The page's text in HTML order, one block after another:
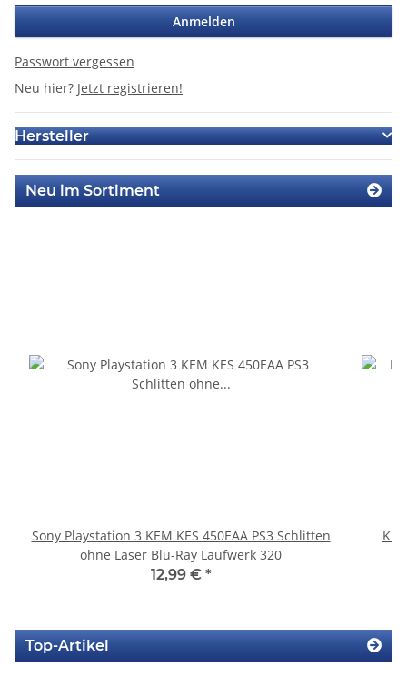
Anmelden
Passwort vergessen
Neu hier? Jetzt registrieren!
Hersteller
Neu im Sortiment
Sony Playstation 3 KEM KES 450EAA PS3 Schlitten
ohne Laser Blu-Ray Laufwerk 320
12,99 € *
Top-Artikel